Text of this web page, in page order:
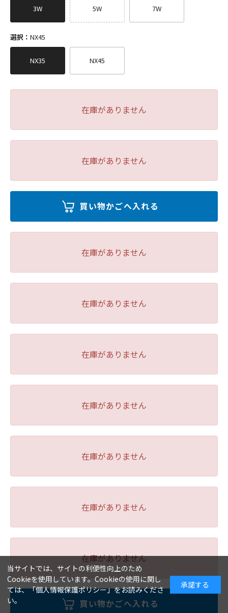
3W 5W 7W
選択： NX45
NX35 NX45
在庫がありません
在庫がありません
在庫がありません
在庫がありません
在庫がありません
在庫がありません
在庫がありません
在庫がありません
在庫がありません
当サイトでは、サイトの利便性向上のため
Cookieを使用しています。Cookieの使用に関し
ては、「個人情報保護ポリシー」をお読みくださ
い。
承諾する